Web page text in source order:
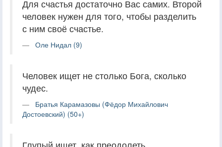
Для счастья достаточно Вас самих. Второй
человек нужен для того, чтобы разделить
с ним своё счастье.
Оле Нидал (9)
Человек ищет не столько Бога, сколько
чудес.
Братья Карамазовы (Фёдор Михайлович
Достоевский) (50+)